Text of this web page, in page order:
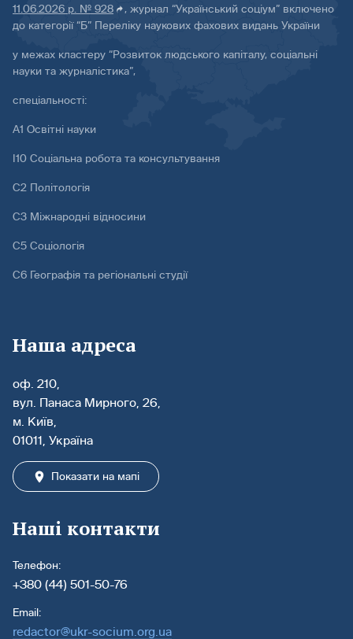
11.06.2026 р. № 928
, журнал “Український соціум” включено
до категорії “Б” Переліку наукових фахових видань України
у межах кластеру “Розвиток людського капіталу, соціальні
науки та журналістика”,
спеціальності:
А1 Освітні науки
І10 Соціальна робота та консультування
С2 Політологія
С3 Міжнародні відносини
С5 Соціологія
С6 Географія та регіональні студії
Наша адреса
оф. 210,
вул. Панаса Мирного, 26,
м. Київ,
01011, Україна
Показати на мапі
Наші контакти
Телефон:
+380 (44) 501-50-76
Email:
redactor@ukr-socium.org.ua